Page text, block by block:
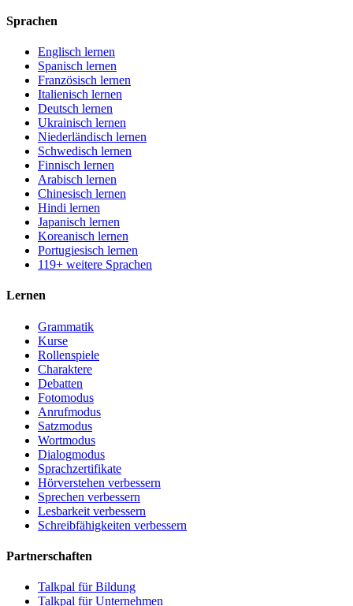
Sprachen
Englisch lernen
Spanisch lernen
Französisch lernen
Italienisch lernen
Deutsch lernen
Ukrainisch lernen
Niederländisch lernen
Schwedisch lernen
Finnisch lernen
Arabisch lernen
Chinesisch lernen
Hindi lernen
Japanisch lernen
Koreanisch lernen
Portugiesisch lernen
119+ weitere Sprachen
Lernen
Grammatik
Kurse
Rollenspiele
Charaktere
Debatten
Fotomodus
Anrufmodus
Satzmodus
Wortmodus
Dialogmodus
Sprachzertifikate
Hörverstehen verbessern
Sprechen verbessern
Lesbarkeit verbessern
Schreibfähigkeiten verbessern
Partnerschaften
Talkpal für Bildung
Talkpal für Unternehmen